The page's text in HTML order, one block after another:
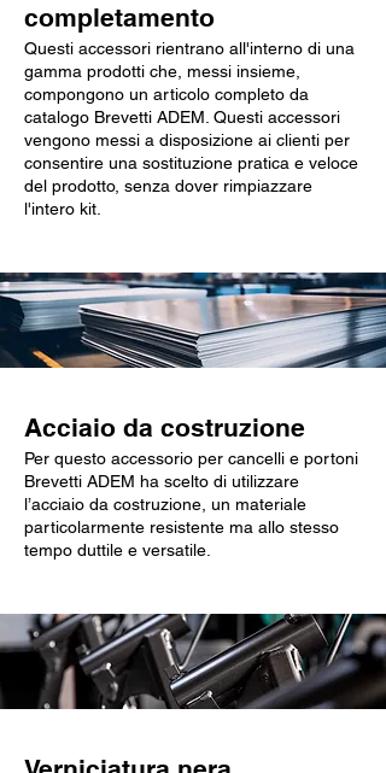
completamento
Questi accessori rientrano all'interno di una
gamma prodotti che, messi insieme,
compongono un articolo completo da
catalogo Brevetti ADEM. Questi accessori
vengono messi a disposizione ai clienti per
consentire una sostituzione pratica e veloce
del prodotto, senza dover rimpiazzare
l'intero kit.
Acciaio da costruzione
Per questo accessorio per cancelli e portoni
Brevetti ADEM ha scelto di utilizzare
l’acciaio da costruzione, un materiale
particolarmente resistente ma allo stesso
tempo duttile e versatile.